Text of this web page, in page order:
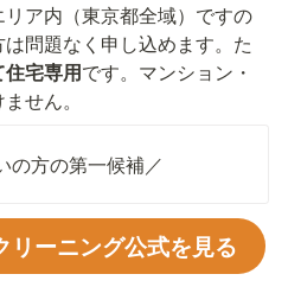
ア内（東京都全域）ですの
問題なく申し込めます。た
宅専用です。マンション・
せん。
の方の第一候補／
リーニング公式を見る